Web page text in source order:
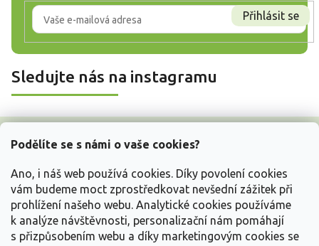
Podělíte se s námi o vaše cookies?
Ano, i náš web používá cookies. Díky povolení cookies
vám budeme moct zprostředkovat nevšední zážitek při
prohlížení našeho webu. Analytické cookies používáme
k analýze návštěvnosti, personalizační nám pomáhají
s přizpůsobením webu a díky marketingovým cookies se
Přihlásit se
Sledujte nás na instagramu
Z
Vše o nákupu